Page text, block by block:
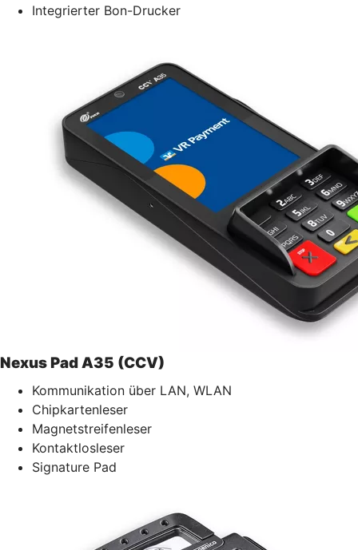
Integrierter Bon-Drucker
Nexus Pad A35 (CCV)
Kommunikation über LAN, WLAN
Chipkartenleser
Magnetstreifenleser
Kontaktlosleser
Signature Pad